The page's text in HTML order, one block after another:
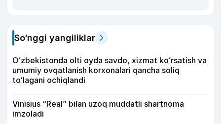
So‘nggi yangiliklar
Oʻzbekistonda olti oyda savdo, xizmat koʻrsatish va
umumiy ovqatlanish korxonalari qancha soliq
toʻlagani ochiqlandi
Vinisius “Real” bilan uzoq muddatli shartnoma
imzoladi